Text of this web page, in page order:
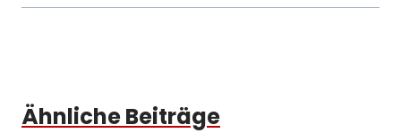
Ähnliche Beiträge